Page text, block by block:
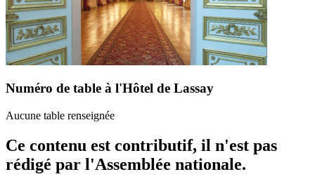
Numéro de table à l'Hôtel de Lassay
Aucune table renseignée
Ce contenu est contributif, il n'est pas
rédigé par l'Assemblée nationale.